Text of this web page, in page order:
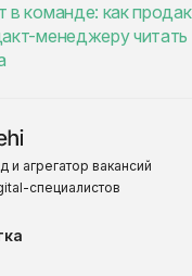
в команде: как
менеджеру читать
агрегатор вакансий
специалистов